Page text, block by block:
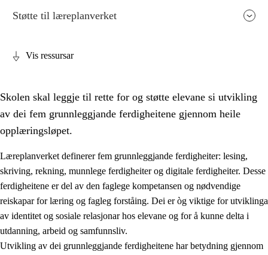
2. Prinsipp for læring, utvikling og danning
Sosial læring og utvikling
2.2 Kompetanse i faga
2.3 Grunnleggjande ferdigheiter
Støtte til læreplanverket
Vis ressursar
Skolen skal leggje til rette for og støtte elevane si utvikling
av dei fem grunnleggjande ferdigheitene gjennom heile
opplæringsløpet.
Læreplanverket definerer fem grunnleggjande ferdigheiter: lesing,
skriving, rekning, munnlege ferdigheiter og digitale ferdigheiter. Desse
ferdigheitene er del av den faglege kompetansen og nødvendige
reiskapar for læring og fagleg forståing. Dei er òg viktige for utviklinga
av identitet og sosiale relasjonar hos elevane og for å kunne delta i
utdanning, arbeid og samfunnsliv.
Utvikling av dei grunnleggjande ferdigheitene har betydning gjennom